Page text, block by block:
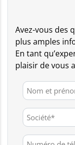
Avez-vous des
plus amples
En tant
plaisir de vous